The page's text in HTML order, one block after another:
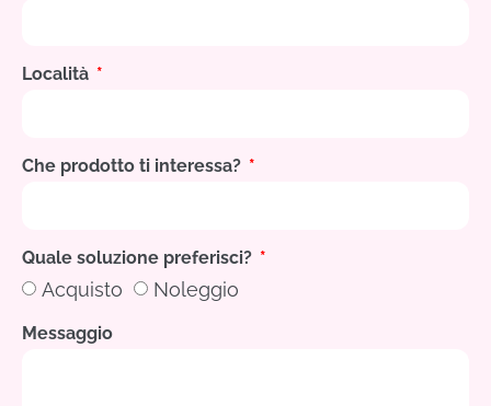
Località
Che prodotto ti interessa?
Quale soluzione preferisci?
Acquisto Noleggio
Messaggio